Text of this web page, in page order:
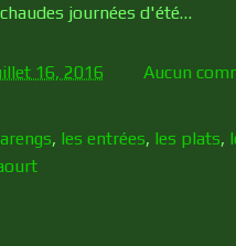
journées d'été…
16, 2016 Aucun
, les entrées, les plats,